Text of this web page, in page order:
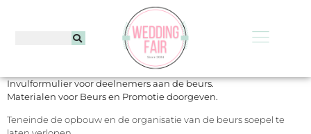
Invulformulier voor deelnemers aan de beurs.
Materialen voor Beurs en Promotie doorgeven.
Teneinde de opbouw en de organisatie van de beurs soepel te